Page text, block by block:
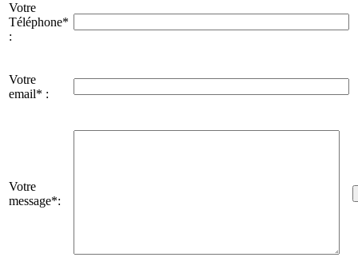
Votre
Téléphone*
:
Votre
email* :
Votre
message*: